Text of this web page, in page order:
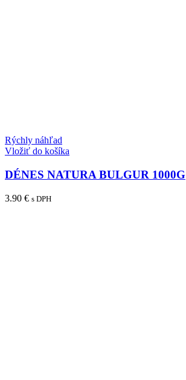
Rýchly náhľad
Vložiť do košíka
DÉNES NATURA BULGUR 1000G
3.90 € s DPH